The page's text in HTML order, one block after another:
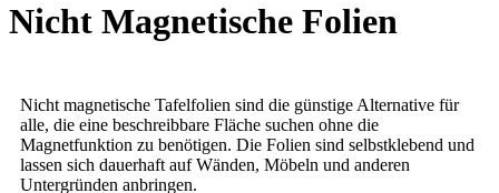
Nicht Magnetische Folien
Nicht magnetische Tafelfolien sind die günstige Alternative für
alle, die eine beschreibbare Fläche suchen ohne die
Magnetfunktion zu benötigen. Die Folien sind selbstklebend und
lassen sich dauerhaft auf Wänden, Möbeln und anderen
Untergründen anbringen.